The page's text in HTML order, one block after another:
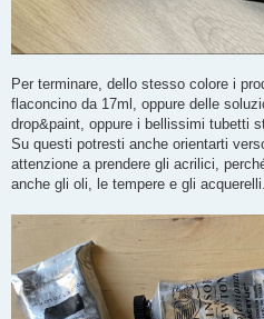
Per terminare, dello stesso colore i
flaconcino da 17ml, oppure delle
drop&paint, oppure i bellissimi tubetti
Su questi potresti anche orientarti
attenzione a prendere gli acrilici,
anche gli oli, le tempere e gli acquerelli.